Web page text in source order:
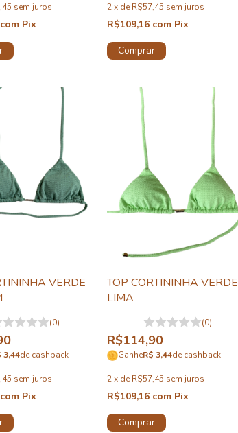
sem juros
com Pix
2x de R$57,45 sem juros
R$109,16 com Pix
Comprar
VERDE
(0)
3,44de cashback
sem juros
com Pix
TOP CORTININHA VERDE
LIMA
(0)
R$114,90
GanheR$ 3,44de cashback
2x de R$57,45 sem juros
R$109,16 com Pix
Comprar